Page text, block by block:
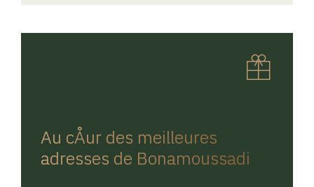
Au cÅur des meilleures
adresses de Bonamoussadi